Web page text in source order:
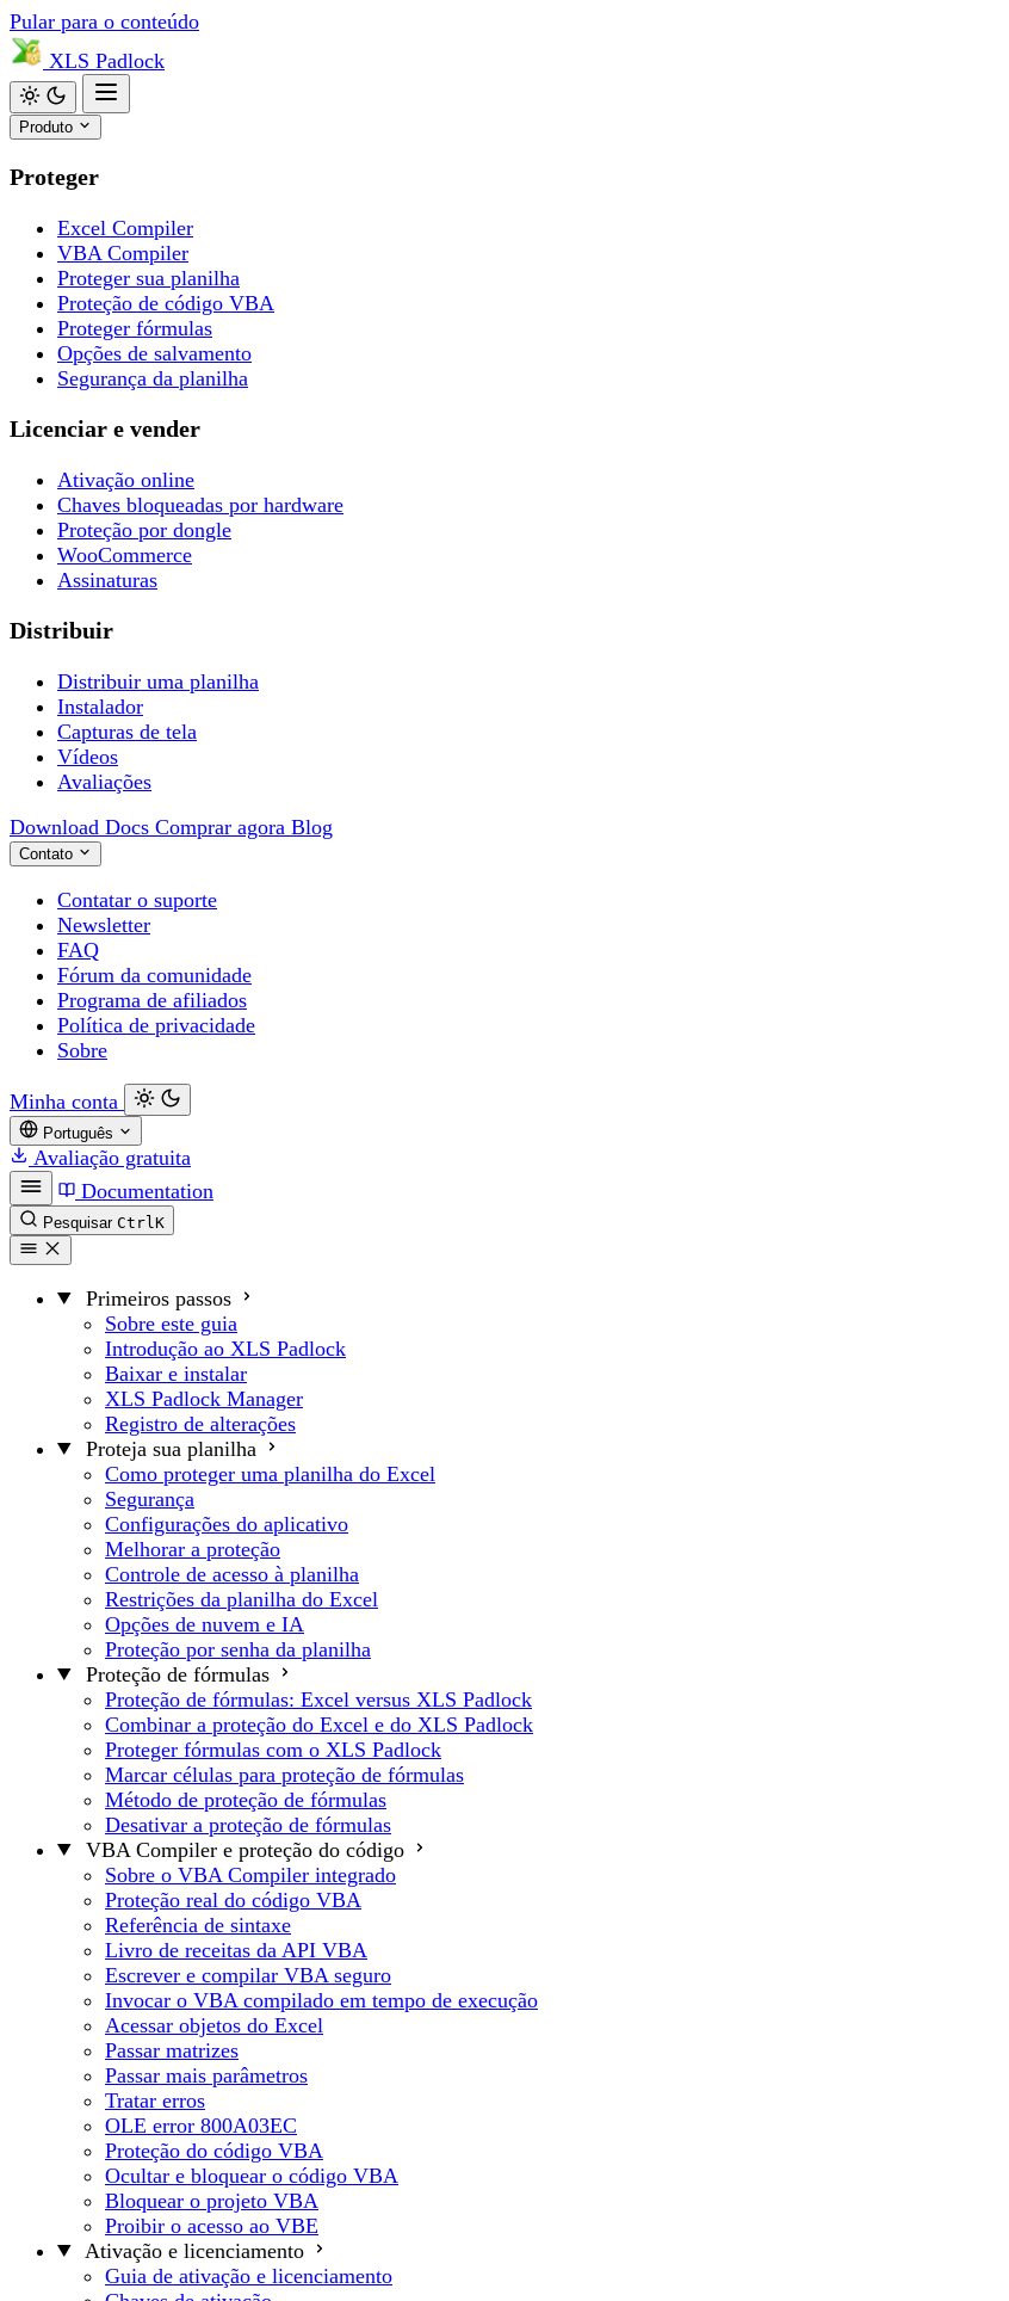
Pular para o conteúdo
XLS Padlock
Produto
Proteger
Excel Compiler
VBA Compiler
Proteger sua planilha
Proteção de código VBA
Proteger fórmulas
Opções de salvamento
Segurança da planilha
Licenciar e vender
Ativação online
Chaves bloqueadas por hardware
Proteção por dongle
WooCommerce
Assinaturas
Distribuir
Distribuir uma planilha
Instalador
Capturas de tela
Vídeos
Avaliações
Download Docs Comprar agora Blog
Contato
Contatar o suporte
Newsletter
FAQ
Fórum da comunidade
Programa de afiliados
Política de privacidade
Sobre
Minha conta
Português
Avaliação gratuita
Documentation
Pesquisar CtrlK
Primeiros passos
Sobre este guia
Introdução ao XLS Padlock
Baixar e instalar
XLS Padlock Manager
Registro de alterações
Proteja sua planilha
Como proteger uma planilha do Excel
Segurança
Configurações do aplicativo
Melhorar a proteção
Controle de acesso à planilha
Restrições da planilha do Excel
Opções de nuvem e IA
Proteção por senha da planilha
Proteção de fórmulas
Proteção de fórmulas: Excel versus XLS Padlock
Combinar a proteção do Excel e do XLS Padlock
Proteger fórmulas com o XLS Padlock
Marcar células para proteção de fórmulas
Método de proteção de fórmulas
Desativar a proteção de fórmulas
VBA Compiler e proteção do código
Sobre o VBA Compiler integrado
Proteção real do código VBA
Referência de sintaxe
Livro de receitas da API VBA
Escrever e compilar VBA seguro
Invocar o VBA compilado em tempo de execução
Acessar objetos do Excel
Passar matrizes
Passar mais parâmetros
Tratar erros
OLE error 800A03EC
Proteção do código VBA
Ocultar e bloquear o código VBA
Bloquear o projeto VBA
Proibir o acesso ao VBE
Ativação e licenciamento
Guia de ativação e licenciamento